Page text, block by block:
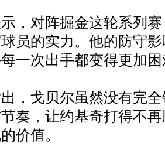
对阵掘金这轮系列赛
员的实力。他的防守
一次出手都变得更加
戈贝尔虽然没有完全
奏，让约基奇打得不
价值。